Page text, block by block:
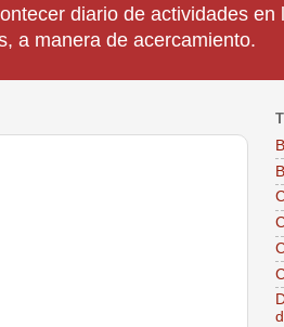
diario de actividades en
a manera de acercamiento.